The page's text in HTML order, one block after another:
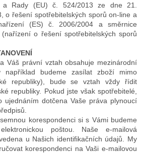
a Rady (EU) č. 524/2013 ze dne 21.
o řešení spotřebitelských sporů on-line a
(ES) č. 2006/2004 a směrnice
(nařízení o řešení spotřebitelských sporů
Váš právní vztah obsahuje mezinárodní
například budeme zasílat zboží mimo
republiky), bude se vztah vždy řídit
republiky. Pokud jste však spotřebitelé,
ujednáním dotčena Vaše práva plynoucí
korespondenci si s Vámi budeme
poštou. Naše e-mailová
u Našich identifikačních údajů. My
korespondenci na Vaši e-mailovou